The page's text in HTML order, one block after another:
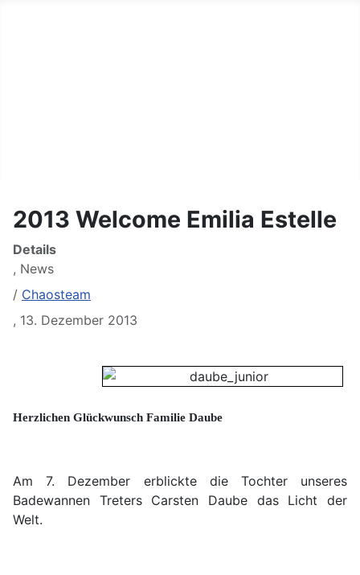
2013 Welcome Emilia Estelle
Details
, News
/ Chaosteam
, 13. Dezember 2013
Herzlichen Glückwunsch Familie Daube
Am 7. Dezember erblickte die Tochter unseres
Badewannen Treters Carsten Daube das Licht der
Welt.